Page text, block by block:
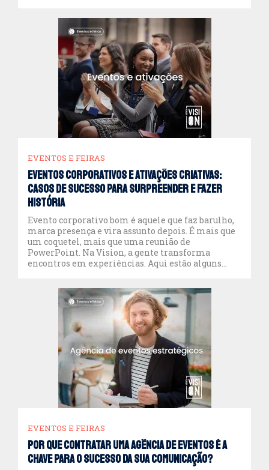
colaboradores. Vamos exploramos como
implementar IA no endomarketing para
melhorar a experiência dos […]
EVENTOS E FEIRAS
Eventos corporativos e ativações criativas:
casos de sucesso para surpreender e fazer
história
Evento corporativo bom é aquele que faz barulho,
marca presença e vira assunto depois. É mais que
um coquetel, mais que uma reunião de
PowerPoint. Na Vision, a gente transforma
encontros em experiências. Aqui estão alguns
ideias podem surpreender seu público e, […]
EVENTOS E FEIRAS
Por que contratar uma agência de eventos é a
chave para o sucesso da sua comunicação?